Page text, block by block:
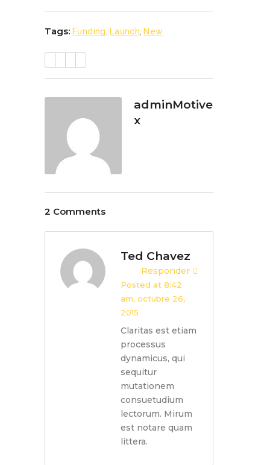
Tags: Funding Launch New
adminMotive
x
2 Comments
Ted Chavez
Responder
Posted at 8:42
am, octubre 26,
2015
Claritas est etiam
processus
dynamicus, qui
sequitur
mutationem
consuetudium
lectorum. Mirum
est notare quam
littera.